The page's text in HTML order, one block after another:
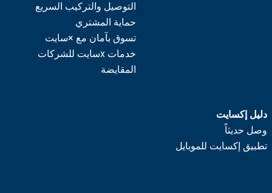
التوصيل والتركيب السريع
حماية المشتري
تسوق بآمان مع ×سايت
خدمات xسايت للشركات
المقايضة
دليل إكسايت
وصل حديثاً
تطبيق إكسايت للموبايل